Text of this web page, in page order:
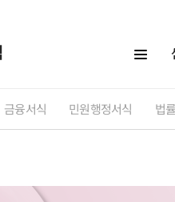
금융서식 민원행정서식 법